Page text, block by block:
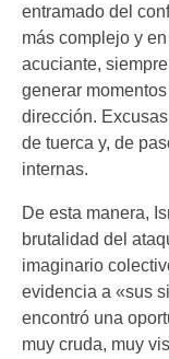
entramado del
más complejo y
acuciante,
generar
dirección.
de tuerca y, de
internas.
De esta manera,
brutalidad del
imaginario
evidencia a «sus
encontró una
muy cruda, muy